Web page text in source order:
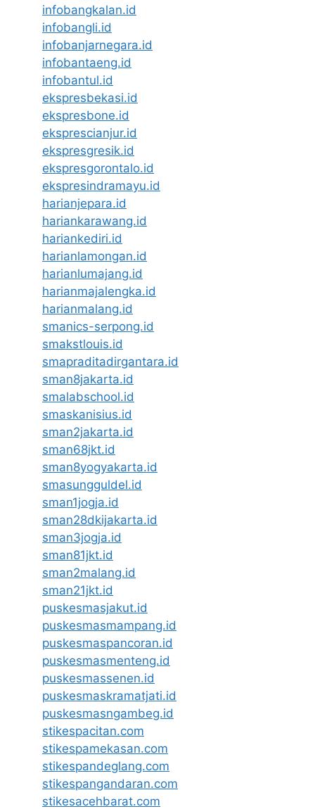
infobangkalan.id
infobangli.id
infobanjarnegara.id
infobantaeng.id
infobantul.id
ekspresbekasi.id
ekspresbone.id
eksprescianjur.id
ekspresgresik.id
ekspresgorontalo.id
ekspresindramayu.id
harianjepara.id
hariankarawang.id
hariankediri.id
harianlamongan.id
harianlumajang.id
harianmajalengka.id
harianmalang.id
smanics-serpong.id
smakstlouis.id
smapraditadirgantara.id
sman8jakarta.id
smalabschool.id
smaskanisius.id
sman2jakarta.id
sman68jkt.id
sman8yogyakarta.id
smasungguldel.id
sman1jogja.id
sman28dkijakarta.id
sman3jogja.id
sman81jkt.id
sman2malang.id
sman21jkt.id
puskesmasjakut.id
puskesmasmampang.id
puskesmaspancoran.id
puskesmasmenteng.id
puskesmassenen.id
puskesmaskramatjati.id
puskesmasngambeg.id
stikespacitan.com
stikespamekasan.com
stikespandeglang.com
stikespangandaran.com
stikesacehbarat.com